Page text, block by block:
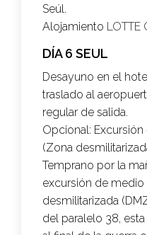
Seúl.
Alojamiento LOTTE
DÍA 6 SEUL
Desayuno en el
traslado al
regular de salida.
Opcional:
(Zona
Temprano por la
excursión de medio
desmilitarizada
del paralelo 38,